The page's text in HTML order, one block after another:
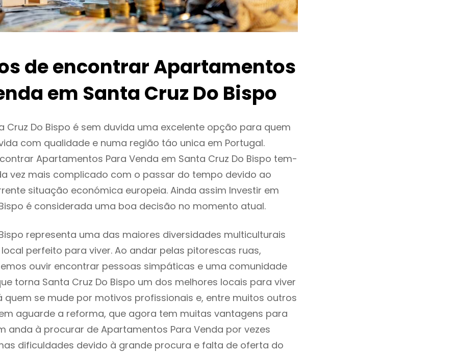
de encontrar Apartamentos
em Santa Cruz Do Bispo
Cruz Do Bispo é sem duvida uma excelente opção para quem
com qualidade e numa região táo unica em Portugal.
Apartamentos Para Venda em Santa Cruz Do Bispo tem-
vez mais complicado com o passar do tempo devido ao
situação económica europeia. Ainda assim Investir em
é considerada uma boa decisão no momento atual.
representa uma das maiores diversidades multiculturais
perfeito para viver. Ao andar pelas pitorescas ruas,
ouvir encontrar pessoas simpáticas e uma comunidade
torna Santa Cruz Do Bispo um dos melhores locais para viver
quem se mude por motivos profissionais e, entre muitos outros
aguarde a reforma, que agora tem muitas vantagens para
anda à procurar de Apartamentos Para Venda por vezes
dificuldades devido à grande procura e falta de oferta do